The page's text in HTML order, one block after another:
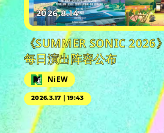
2026.8.14
《SUMMER SONIC 2026》
每日演出阵容公布
NiEW
2026.3.17｜19:43